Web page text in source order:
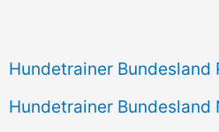
Hundetrainer Bundesland
Hundetrainer Bundesland